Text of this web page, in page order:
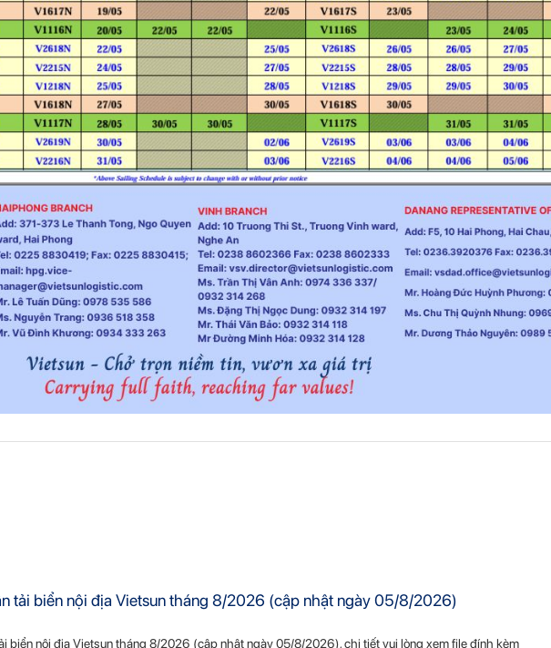
tải biển nội địa Vietsun tháng 8/2026 (cập nhật ngày 05/8/2026)
biển nội địa Vietsun tháng 8/2026 (cập nhật ngày 05/8/2026), chi tiết vui lòng xem file đính kèm